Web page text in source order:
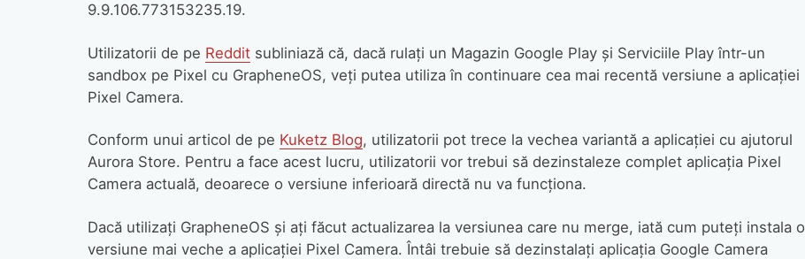
9.9.106.773153235.19.
Utilizatorii de pe Redditsubliniază că, dacă rulați un Magazin Google Play și Serviciile Play într-un
sandbox pe Pixel cu GrapheneOS, veți putea utiliza în continuare cea mai recentă versiune a aplicației
Pixel Camera.
Conform unui articol de pe Kuketz Blog, utilizatorii pot trece la vechea variantă a aplicației cu ajutorul
Aurora Store. Pentru a face acest lucru, utilizatorii vor trebui să dezinstaleze complet aplicația Pixel
Camera actuală, deoarece o versiune inferioară directă nu va funcționa.
Dacă utilizați GrapheneOS și ați făcut actualizarea la versiunea care nu merge, iată cum puteți instala o
versiune mai veche a aplicației Pixel Camera. Întâi trebuie să dezinstalați aplicația Google Camera